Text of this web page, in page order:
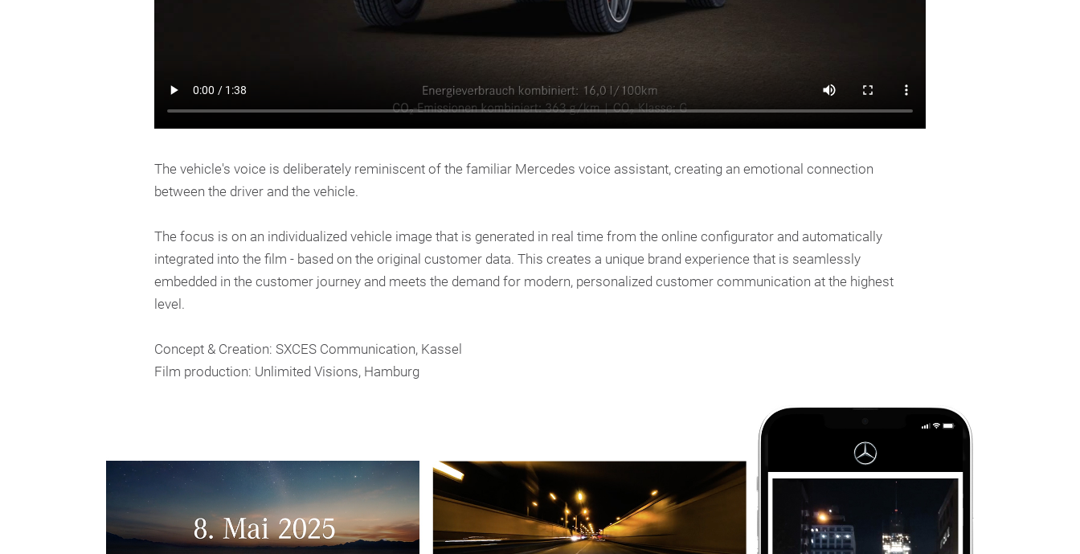
The vehicle's voice is deliberately reminiscent of the familiar Mercedes voice assistant, creating an emotional connection
between the driver and the vehicle.
The focus is on an individualized vehicle image that is generated in real time from the online configurator and automatically
integrated into the film - based on the original customer data. This creates a unique brand experience that is seamlessly
embedded in the customer journey and meets the demand for modern, personalized customer communication at the highest
level.
Concept & Creation: SXCES Communication, Kassel
Film production: Unlimited Visions, Hamburg